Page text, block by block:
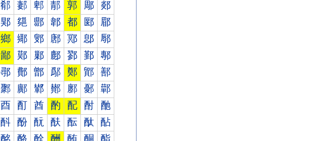
郩 郪 郫 郬 郭 郮 郯
郹 郺 郻 郼 都 郾 郿
鄉 鄊 鄋 鄌 鄍 鄎 鄏
鄙 鄚 鄛 鄜 鄝 鄞 鄟
鄩 鄪 鄫 鄬 鄭 鄮 鄯
鄹 鄺 鄻 鄼 鄽 鄾 鄿
酉 酊 酋 酌 配 酎 酏
酙 酚 酛 酜 酝 酞 酟
酩 酪 酫 酬 酭 酮 酯